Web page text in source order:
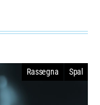
Rassegna Spal